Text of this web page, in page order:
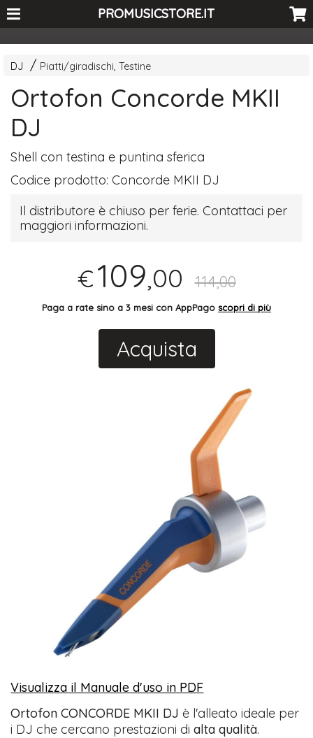
<-- Curio's GSC -->PROMUSICSTORE.IT
DJ Piatti/giradischi, Testine
Ortofon Concorde MKII
DJ
Shell con testina e puntina sferica
Codice prodotto:Concorde MKII DJ
Il distributore è chiuso per ferie. Contattaci per
maggiori informazioni.
€109,00 114,00
Paga a rate sino a 3 mesi con AppPago scopri di più
Acquista
Visualizza il Manuale d'uso in PDF
Ortofon CONCORDE MKII DJ è l'alleato ideale per
i DJ che cercano prestazioni dialta qualità.